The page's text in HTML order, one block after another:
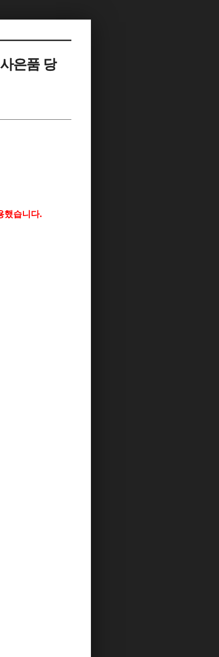
은품 당
했습니다.